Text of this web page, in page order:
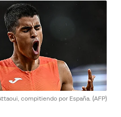
compitiendo por España. (AFP)